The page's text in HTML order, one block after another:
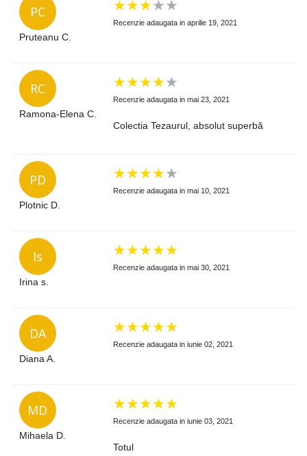
PC
Pruteanu C.
★★★★★
Recenzie adaugata in aprilie 19, 2021
RC
Ramona-Elena C.
★★★★★
Recenzie adaugata in mai 23, 2021
Colectia Tezaurul, absolut superbă
PD
Plotnic D.
★★★★★
Recenzie adaugata in mai 10, 2021
Is
Irina s.
★★★★★
Recenzie adaugata in mai 30, 2021
DA
Diana A.
★★★★★
Recenzie adaugata in iunie 02, 2021
MD
Mihaela D.
★★★★★
Recenzie adaugata in iunie 03, 2021
Totul